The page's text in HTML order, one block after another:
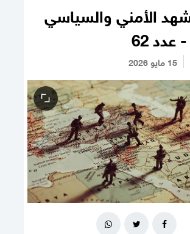
الأمني والسياسي
62
15 مايو 2026